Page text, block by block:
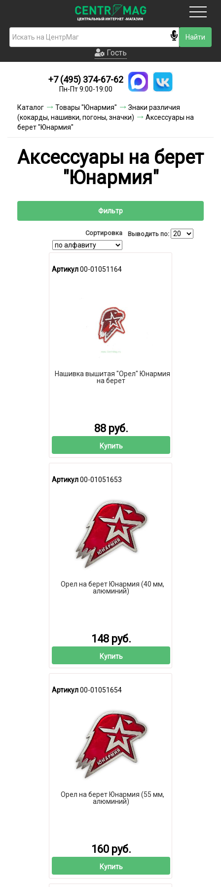
Гость
Новинки
Условия доставки
Акции и скидки
Гость
+7 (495) 374-67-62
Пн-Пт 9:00-19:00
Каталог Товары "Юнармия"
Знаки различия
(кокарды, нашивки, погоны, значки)
Аксессуары на
берет "Юнармия"
Аксессуары на берет
"Юнармия"
Фильтр
Сортировка Выводить по:
Артикул00-01051164
Нашивка вышитая "Орел" Юнармия
на берет
88 руб.
Купить
Артикул00-01051653
Орел на берет Юнармия (40 мм,
алюминий)
148 руб.
Купить
Артикул00-01051654
Орел на берет Юнармия (55 мм,
алюминий)
160 руб.
Купить